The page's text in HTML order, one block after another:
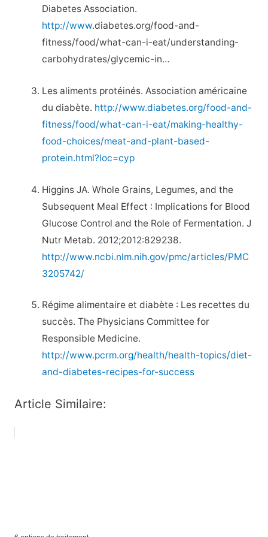
Diabetes Association.
http://www.diabetes.org/food-and-
fitness/food/what-can-i-eat/understanding-
carbohydrates/glycemic-in…
Les aliments protéinés. Association américaine
du diabète. http://www.diabetes.org/food-and-
fitness/food/what-can-i-eat/making-healthy-
food-choices/meat-and-plant-based-
protein.html?loc=cyp
Higgins JA. Whole Grains, Legumes, and the
Subsequent Meal Effect : Implications for Blood
Glucose Control and the Role of Fermentation. J
Nutr Metab. 2012;2012:829238.
http://www.ncbi.nlm.nih.gov/pmc/articles/PMC
3205742/
Régime alimentaire et diabète : Les recettes du
succès. The Physicians Committee for
Responsible Medicine.
http://www.pcrm.org/health/health-topics/diet-
and-diabetes-recipes-for-success
Article Similaire: